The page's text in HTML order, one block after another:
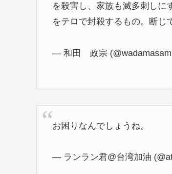
を殺害し、家族も滅多刺しに
をテロで封殺するもの。断じ
— 和田 政宗
お困りなんでしょうね。
— ランラン君@台湾加油